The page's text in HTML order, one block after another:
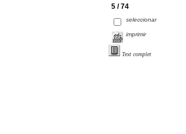
5 / 74
seleccionar
imprimir
Text complet